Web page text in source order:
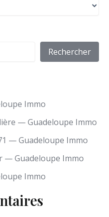
Rechercher
Immo
— Guadeloupe Immo
— Guadeloupe Immo
— Guadeloupe Immo
Immo